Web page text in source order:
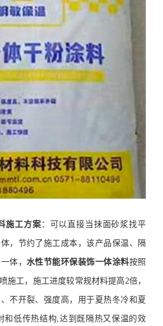
施工方案 ：可以直接当抹面砂浆找平
，节约了施工成本，该产品保温、隔
体， 水性节能环保装饰一体涂料按照
施工，施工进度较常规材料提高2倍，
不开裂、强度高， 用于夏热冬冷和夏
和低传热结构,达到既隔热又保温的效